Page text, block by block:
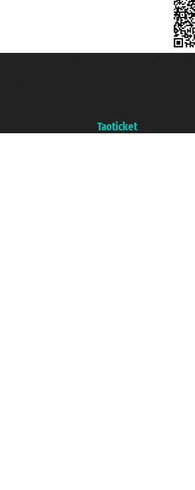
Taoticket